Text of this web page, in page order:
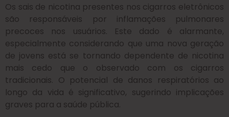
Os sais de nicotina presentes nos cigarros eletrônicos
são responsáveis por inflamações pulmonares
precoces nos usuários. Este dado é alarmante,
especialmente considerando que uma nova geração
de jovens está se tornando dependente de nicotina
mais cedo que o observado com os cigarros
tradicionais. O potencial de danos respiratórios ao
longo da vida é significativo, sugerindo implicações
graves para a saúde pública.